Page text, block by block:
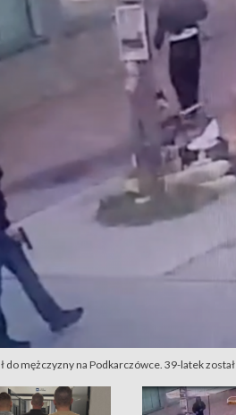
do mężczyzny na Podkarczówce. 39-latek